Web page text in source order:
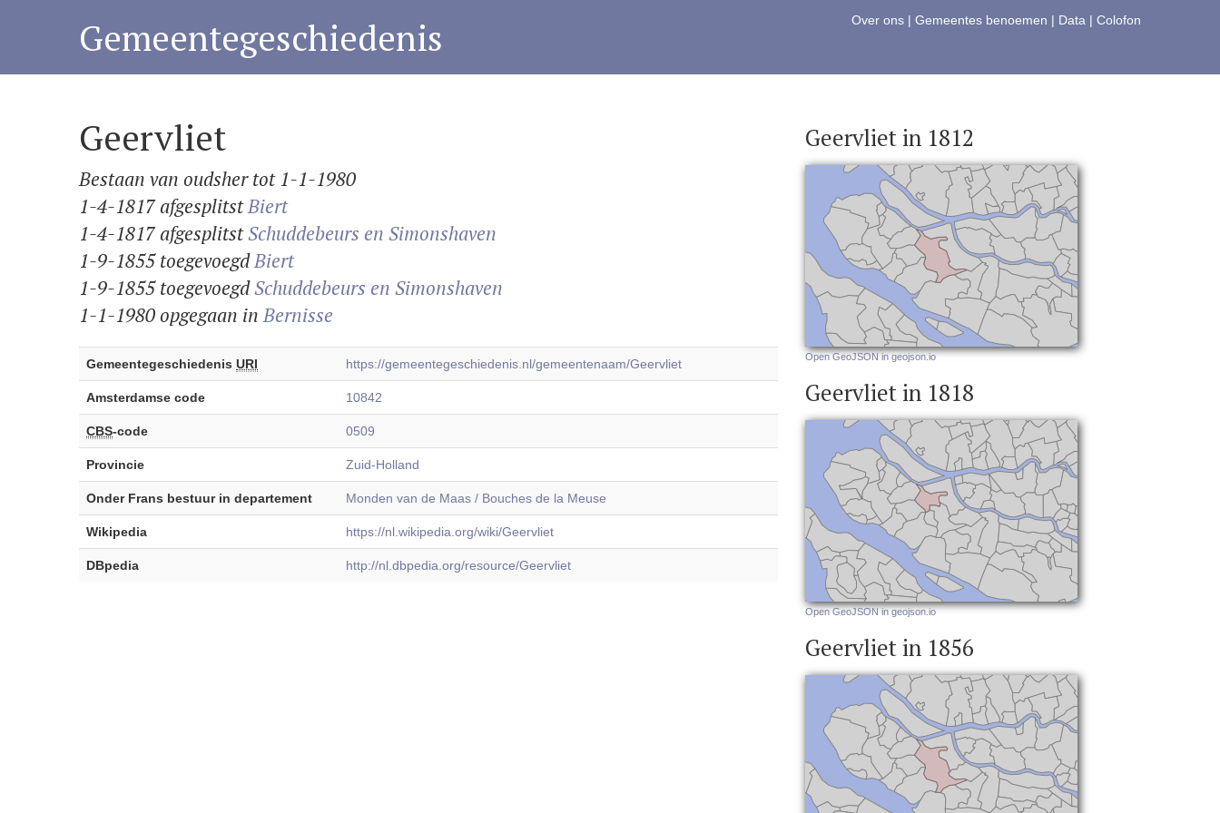
Over ons | Gemeentes benoemen | Data | Colofon
Gemeentegeschiedenis
Geervliet
Bestaan van oudsher tot 1-1-1980
1-4-1817 afgesplitstBiert
1-4-1817 afgesplitstSchuddebeurs en Simonshaven
1-9-1855 toegevoegdBiert
1-9-1855 toegevoegdSchuddebeurs en Simonshaven
1-1-1980 opgegaan inBernisse
Gemeentegeschiedenis URI https://gemeentegeschiedenis.nl/gemeentenaam/Geervliet
Amsterdamse code 10842
CBS-code 0509
Provincie Zuid-Holland
Onder Frans bestuur in departement Monden van de Maas / Bouches de la Meuse
Wikipedia https://nl.wikipedia.org/wiki/Geervliet
DBpedia http://nl.dbpedia.org/resource/Geervliet
Geervliet in 1812
Open GeoJSON in geojson.io
Geervliet in 1818
Open GeoJSON in geojson.io
Geervliet in 1856